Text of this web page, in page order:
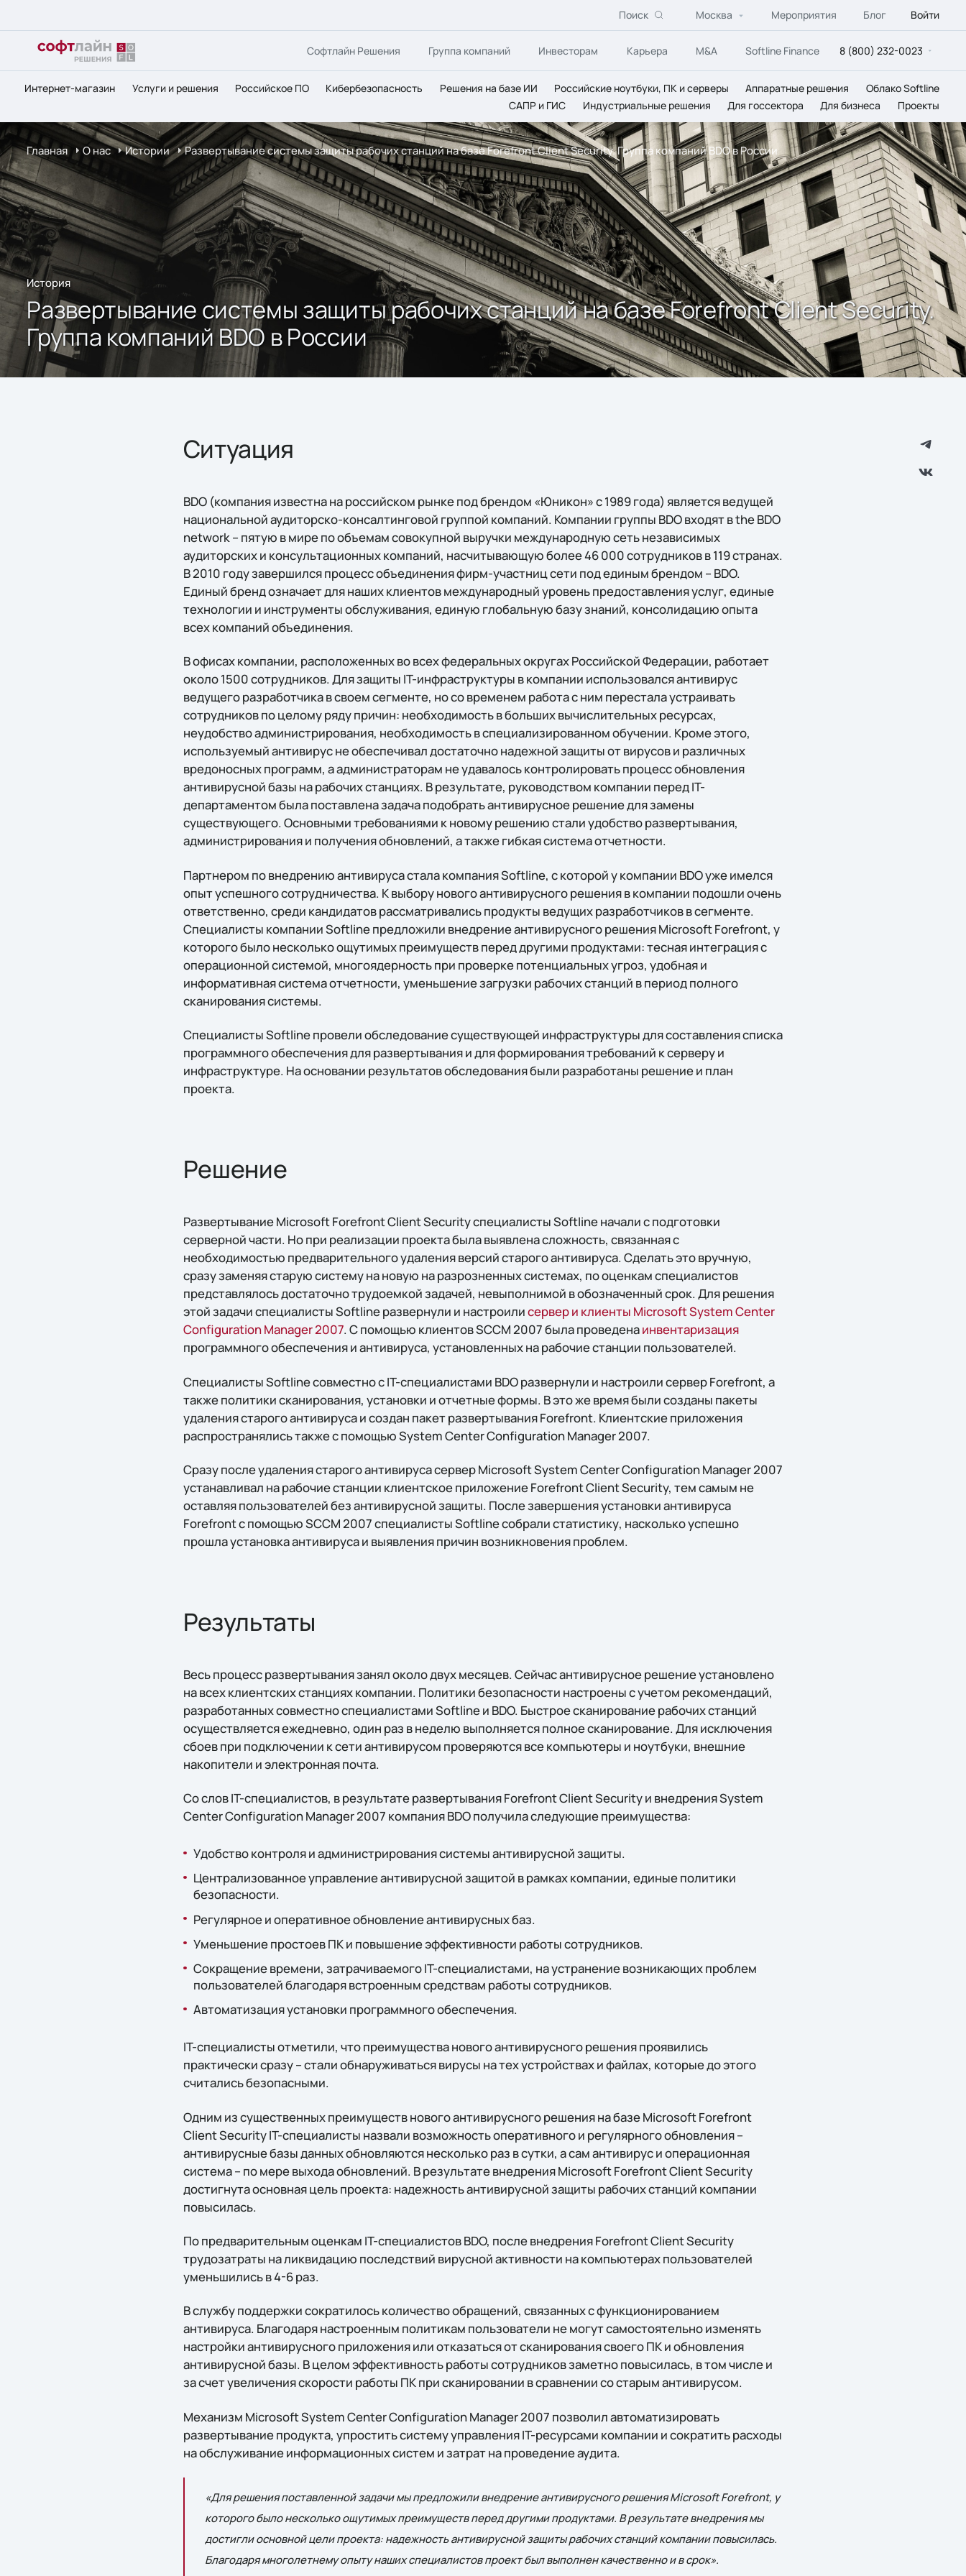
Поиск Москва Мероприятия Блог Войти
Софтлайн Решения Группа компаний Инвесторам Карьера M&A Softline Finance 8 (800) 232-0023
Интернет-магазин Услуги и решения Российское ПО Кибербезопасность Решения на базе ИИ Российские ноутбуки, ПК и серверы Аппаратные решения
Облако Softline
САПР и ГИС
Индустриальные решения Для госсектора Для бизнеса Проекты
Главная О нас Истории Развертывание системы защиты рабочих станций на базе Forefront Client Security. Группа компаний BDO в России
История
Развертывание системы защиты рабочих станций на базе Forefront Client Security.
Группа компаний BDO в России
Ситуация
BDO (компания известна на российском рынке под брендом «Юникон» с 1989 года) является ведущей
национальной аудиторско-консалтинговой группой компаний. Компании группы BDO входят в the BDO
network – пятую в мире по объемам совокупной выручки международную сеть независимых
аудиторских и консультационных компаний, насчитывающую более 46 000 сотрудников в 119 странах.
В 2010 году завершился процесс объединения фирм-участниц сети под единым брендом – BDO.
Единый бренд означает для наших клиентов международный уровень предоставления услуг, единые
технологии и инструменты обслуживания, единую глобальную базу знаний, консолидацию опыта
всех компаний объединения.
В офисах компании, расположенных во всех федеральных округах Российской Федерации, работает
около 1500 сотрудников. Для защиты IT-инфраструктуры в компании использовался антивирус
ведущего разработчика в своем сегменте, но со временем работа с ним перестала устраивать
сотрудников по целому ряду причин: необходимость в больших вычислительных ресурсах,
неудобство администрирования, необходимость в специализированном обучении. Кроме этого,
используемый антивирус не обеспечивал достаточно надежной защиты от вирусов и различных
вредоносных программ, а администраторам не удавалось контролировать процесс обновления
антивирусной базы на рабочих станциях. В результате, руководством компании перед IT-
департаментом была поставлена задача подобрать антивирусное решение для замены
существующего. Основными требованиями к новому решению стали удобство развертывания,
администрирования и получения обновлений, а также гибкая система отчетности.
Партнером по внедрению антивируса стала компания Softline, с которой у компании BDO уже имелся
опыт успешного сотрудничества. К выбору нового антивирусного решения в компании подошли очень
ответственно, среди кандидатов рассматривались продукты ведущих разработчиков в сегменте.
Специалисты компании Softline предложили внедрение антивирусного решения Microsoft Forefront, у
которого было несколько ощутимых преимуществ перед другими продуктами: тесная интеграция с
операционной системой, многоядерность при проверке потенциальных угроз, удобная и
информативная система отчетности, уменьшение загрузки рабочих станций в период полного
сканирования системы.
Специалисты Softline провели обследование существующей инфраструктуры для составления списка
программного обеспечения для развертывания и для формирования требований к серверу и
инфраструктуре. На основании результатов обследования были разработаны решение и план
проекта.
Решение
Развертывание Microsoft Forefront Client Security специалисты Softline начали с подготовки
серверной части. Но при реализации проекта была выявлена сложность, связанная с
необходимостью предварительного удаления версий старого антивируса. Сделать это вручную,
сразу заменяя старую систему на новую на разрозненных системах, по оценкам специалистов
представлялось достаточно трудоемкой задачей, невыполнимой в обозначенный срок. Для решения
этой задачи специалисты Softline развернули и настроилисервер и клиенты Microsoft System Center
Configuration Manager 2007. С помощью клиентов SCCM 2007 была проведенаинвентаризация
программного обеспечения и антивируса, установленных на рабочие станции пользователей.
Специалисты Softline совместно с IT-специалистами BDO развернули и настроили сервер Forefront, а
также политики сканирования, установки и отчетные формы. В это же время были созданы пакеты
удаления старого антивируса и создан пакет развертывания Forefront. Клиентские приложения
распространялись также с помощью System Center Configuration Manager 2007.
Сразу после удаления старого антивируса сервер Microsoft System Center Configuration Manager 2007
устанавливал на рабочие станции клиентское приложение Forefront Client Security, тем самым не
оставляя пользователей без антивирусной защиты. После завершения установки антивируса
Forefront с помощью SCCM 2007 специалисты Softline собрали статистику, насколько успешно
прошла установка антивируса и выявления причин возникновения проблем.
Результаты
Весь процесс развертывания занял около двух месяцев. Сейчас антивирусное решение установлено
на всех клиентских станциях компании. Политики безопасности настроены с учетом рекомендаций,
разработанных совместно специалистами Softline и BDO. Быстрое сканирование рабочих станций
осуществляется ежедневно, один раз в неделю выполняется полное сканирование. Для исключения
сбоев при подключении к сети антивирусом проверяются все компьютеры и ноутбуки, внешние
накопители и электронная почта.
Со слов IT-специалистов, в результате развертывания Forefront Client Security и внедрения System
Center Configuration Manager 2007 компания BDO получила следующие преимущества:
Удобство контроля и администрирования системы антивирусной защиты.
Централизованное управление антивирусной защитой в рамках компании, единые политики
безопасности.
Регулярное и оперативное обновление антивирусных баз.
Уменьшение простоев ПК и повышение эффективности работы сотрудников.
Сокращение времени, затрачиваемого IT-специалистами, на устранение возникающих проблем
пользователей благодаря встроенным средствам работы сотрудников.
Автоматизация установки программного обеспечения.
IT-специалисты отметили, что преимущества нового антивирусного решения проявились
практически сразу – стали обнаруживаться вирусы на тех устройствах и файлах, которые до этого
считались безопасными.
Одним из существенных преимуществ нового антивирусного решения на базе Microsoft Forefront
Client Security IT-специалисты назвали возможность оперативного и регулярного обновления –
антивирусные базы данных обновляются несколько раз в сутки, а сам антивирус и операционная
система – по мере выхода обновлений. В результате внедрения Microsoft Forefront Client Security
достигнута основная цель проекта: надежность антивирусной защиты рабочих станций компании
повысилась.
По предварительным оценкам IT-специалистов BDO, после внедрения Forefront Client Security
трудозатраты на ликвидацию последствий вирусной активности на компьютерах пользователей
уменьшились в 4-6 раз.
В службу поддержки сократилось количество обращений, связанных с функционированием
антивируса. Благодаря настроенным политикам пользователи не могут самостоятельно изменять
настройки антивирусного приложения или отказаться от сканирования своего ПК и обновления
антивирусной базы. В целом эффективность работы сотрудников заметно повысилась, в том числе и
за счет увеличения скорости работы ПК при сканировании в сравнении со старым антивирусом.
Механизм Microsoft System Center Configuration Manager 2007 позволил автоматизировать
развертывание продукта, упростить систему управления IT-ресурсами компании и сократить расходы
на обслуживание информационных систем и затрат на проведение аудита.
«Для решения поставленной задачи мы предложили внедрение антивирусного решения Microsoft Forefront, у
которого было несколько ощутимых преимуществ перед другими продуктами. В результате внедрения мы
достигли основной цели проекта: надежность антивирусной защиты рабочих станций компании повысилась.
Благодаря многолетнему опыту наших специалистов проект был выполнен качественно и в срок».